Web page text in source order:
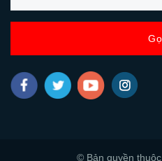
© Bản quyền